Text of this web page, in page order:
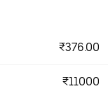
₹376.00
₹11000